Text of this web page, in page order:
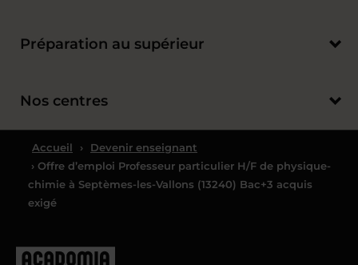
Préparation au supérieur
Nos centres
Accueil ›
Devenir enseignant
› Offre d’emploi Professeur particulier H/F de physique-
chimie à Septèmes-les-Vallons (13240) Bac+3 acquis
exigé